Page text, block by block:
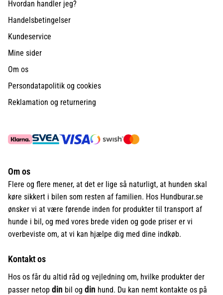
Hvordan handler jeg?
Handelsbetingelser
Kundeservice
Mine sider
Om os
Persondatapolitik og cookies
Reklamation og returnering
Om os
Flere og flere mener, at det er lige så naturligt, at hunden skal
køre sikkert i bilen som resten af familien. Hos Hundburar.se
ønsker vi at være førende inden for produkter til transport af
hunde i bil, og med vores brede viden og gode priser er vi
overbeviste om, at vi kan hjælpe dig med dine indkøb.
Kontakt os
Hos os får du altid råd og vejledning om, hvilke produkter der
passer netop din bil og din hund. Du kan nemt kontakte os på